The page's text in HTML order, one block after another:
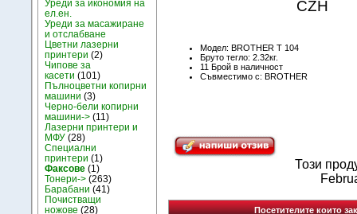
Уреди за икономия на
ел.ен.
Уреди за масажиране
и отслабване
Цветни лазерни
принтери (2)
Чипове за
касети (101)
Пълноцветни копирни
машини (3)
Черно-бели копирни
машини-> (11)
Лазерни принтери и
МФУ (28)
Специални
принтери (1)
Факсове (1)
Тонери-> (263)
Барабани (41)
Почистващи
ножове (28)
CZH
Модел: BROTHER T 104
Бруто тегло: 2.32кг.
11 Брой в наличност
Съвместимо с: BROTHER
Този
Посетителите които